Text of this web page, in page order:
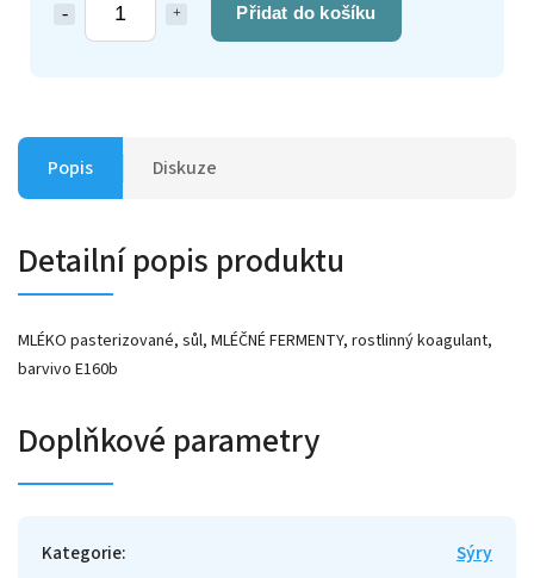
Přidat do košíku
Popis Diskuze
Detailní popis produktu
MLÉKO pasterizované, sůl, MLÉČNÉ FERMENTY, rostlinný koagulant,
barvivo E160b
Doplňkové parametry
Kategorie:
Sýry